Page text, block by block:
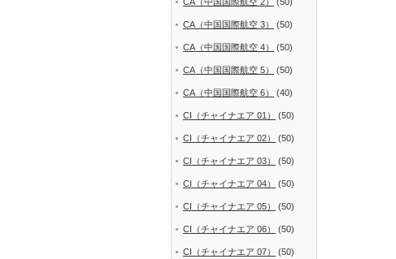
CA（中国国際航空 3） (50)
CA（中国国際航空 4） (50)
CA（中国国際航空 5） (50)
CA（中国国際航空 6） (40)
CI（チャイナエア 01） (50)
CI（チャイナエア 02） (50)
CI（チャイナエア 03） (50)
CI（チャイナエア 04） (50)
CI（チャイナエア 05） (50)
CI（チャイナエア 06） (50)
CI（チャイナエア 07） (50)